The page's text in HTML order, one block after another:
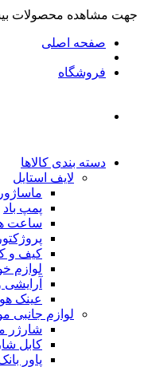
جهت مشاهده محصولات
صفحه اصلی
فروشگاه
دسته بندی کالاها
لایف استایل
ماساژور
پمپ باد
ساعت
پروژکتور
کیف و
لوازم
آرایشی
عینک
لوازم جانبی
شارژر
کابل
پاور